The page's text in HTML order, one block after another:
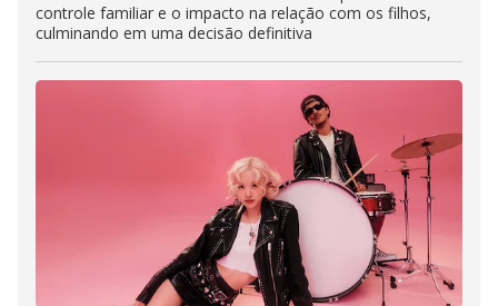
controle familiar e o impacto na relação com os filhos,
culminando em uma decisão definitiva